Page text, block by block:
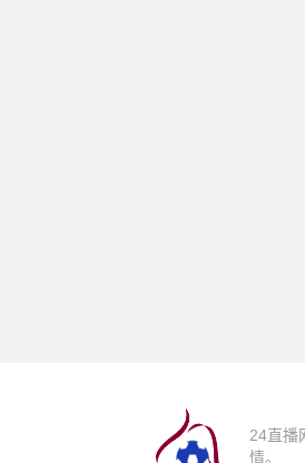
24直播
情。